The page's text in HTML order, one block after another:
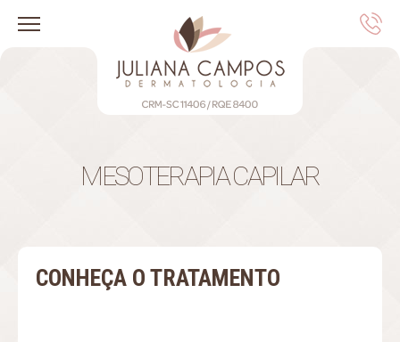
MESOTERAPIA CAPILAR
CONHEÇA O TRATAMENTO